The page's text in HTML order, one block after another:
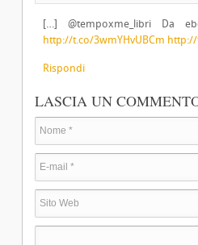
[…] @tempoxme_libri Da
http://t.co/3wmYHvUBCm http://
Rispondi
LASCIA UN